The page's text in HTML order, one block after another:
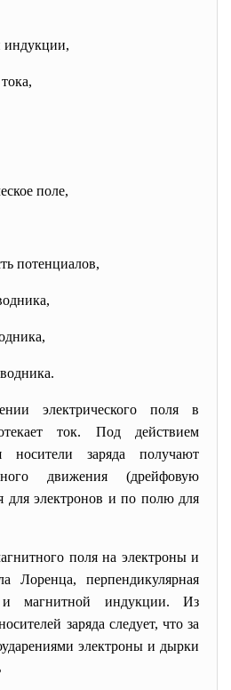
индукции,
поле,
потенциалов,
электрического поля в
ток. Под действием
носители заряда получают
движения (дрейфовую
для электронов и по полю для
поля на электроны и
Лоренца, перпендикулярная
и магнитной индукции. Из
заряда следует, что за
электроны и дырки